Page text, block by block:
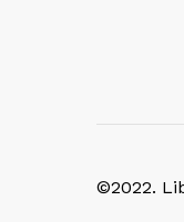
©2022.